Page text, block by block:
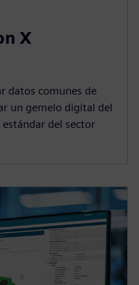
X
datos comunes de
un gemelo digital del
del sector